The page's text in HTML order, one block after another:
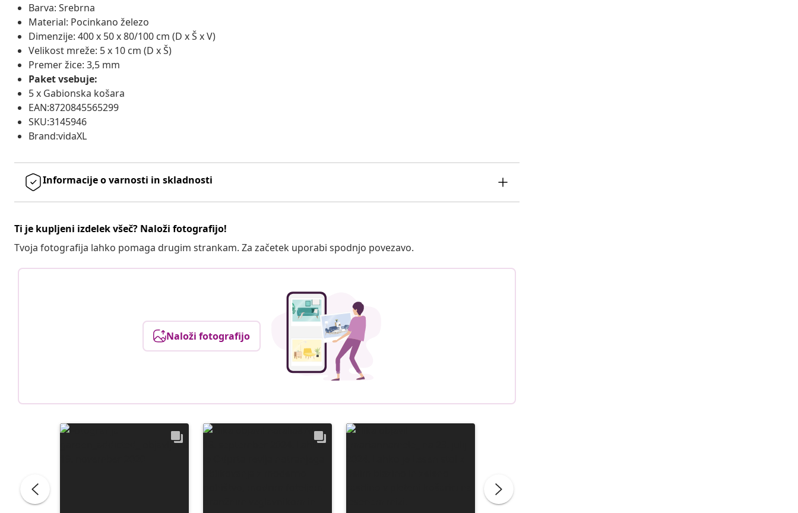
Barva: Srebrna
Material: Pocinkano železo
Dimenzije: 400 x 50 x 80/100 cm (D x Š x V)
Velikost mreže: 5 x 10 cm (D x Š)
Premer žice: 3,5 mm
Paket vsebuje:
5 x Gabionska košara
EAN:8720845565299
SKU:3145946
Brand:vidaXL
Informacije o varnosti in skladnosti
Ti je kupljeni izdelek všeč? Naloži fotografijo!
Tvoja fotografija lahko pomaga drugim strankam. Za začetek uporabi spodnjo povezavo.
Naloži fotografijo